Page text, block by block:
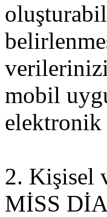
mobil
elektronik
2. Kişisel
MİSS